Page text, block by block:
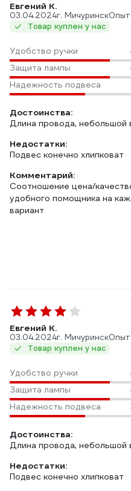
Евгений К.
03.04.2024г. МичуринскОпыт
Товар куплен у нас
Удобство ручки
Защита лампы
Надежность подвеса
Достоинства:
Длина провода, небольшой
Недостатки:
Подвес конечно хлипковат
Комментарий:
Соотношение цена/
удобного помощника на
вариант
Евгений К.
03.04.2024г. МичуринскОпыт
Товар куплен у нас
Удобство ручки
Защита лампы
Надежность подвеса
Достоинства:
Длина провода, небольшой
Недостатки:
Подвес конечно хлипковат